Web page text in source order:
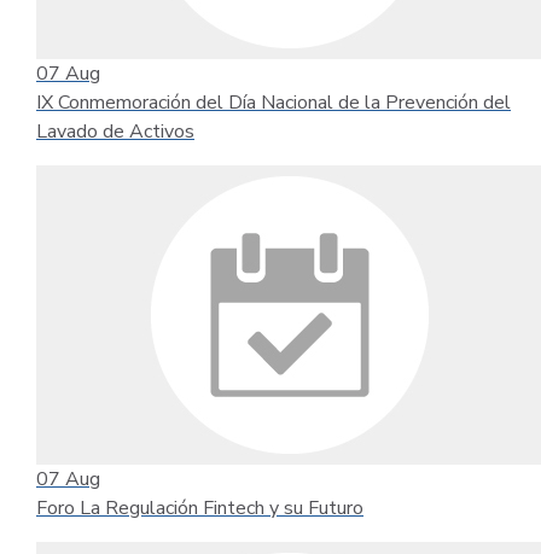
07 Aug
IX Conmemoración del Día Nacional de la Prevención del
Lavado de Activos
07 Aug
Foro La Regulación Fintech y su Futuro